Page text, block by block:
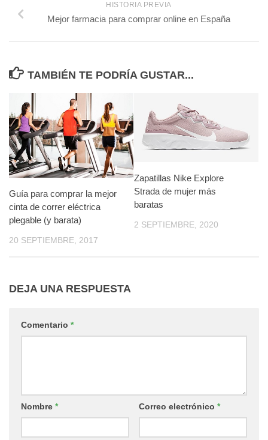
HISTORIA PREVIA
Mejor farmacia para comprar online en España
TAMBIÉN TE PODRÍA GUSTAR...
Guía para comprar la mejor
cinta de correr eléctrica
plegable (y barata)
20 SEPTIEMBRE, 2017
Zapatillas Nike Explore
Strada de mujer más
baratas
2 SEPTIEMBRE, 2020
DEJA UNA RESPUESTA
Comentario *
Nombre * Correo electrónico *